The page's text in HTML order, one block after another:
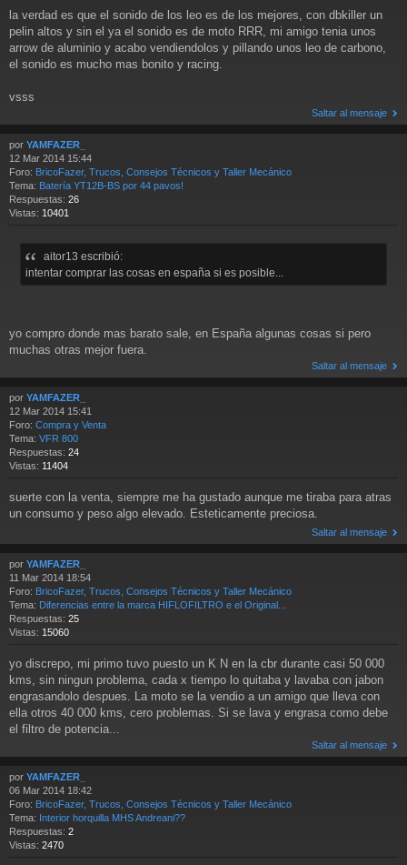
la verdad es que el sonido de los leo es de los mejores, con dbkiller un
pelin altos y sin el ya el sonido es de moto RRR, mi amigo tenia unos
arrow de aluminio y acabo vendiendolos y pillando unos leo de carbono,
el sonido es mucho mas bonito y racing.
vsss
Saltar al mensaje
por YAMFAZER_
12 Mar 2014 15:44
Foro: BricoFazer, Trucos, Consejos Técnicos y Taller Mecánico
Tema: Batería YT12B-BS por 44 pavos!
Respuestas: 26
Vistas: 10401
aitor13 escribió:
intentar comprar las cosas en españa si es posible...
yo compro donde mas barato sale, en España algunas cosas si pero
muchas otras mejor fuera.
Saltar al mensaje
por YAMFAZER_
12 Mar 2014 15:41
Foro: Compra y Venta
Tema: VFR 800
Respuestas: 24
Vistas: 11404
suerte con la venta, siempre me ha gustado aunque me tiraba para atras
un consumo y peso algo elevado. Esteticamente preciosa.
Saltar al mensaje
por YAMFAZER_
11 Mar 2014 18:54
Foro: BricoFazer, Trucos, Consejos Técnicos y Taller Mecánico
Tema: Diferencias entre la marca HIFLOFILTRO e el Original...
Respuestas: 25
Vistas: 15060
yo discrepo, mi primo tuvo puesto un K N en la cbr durante casi 50 000
kms, sin ningun problema, cada x tiempo lo quitaba y lavaba con jabon
engrasandolo despues. La moto se la vendio a un amigo que lleva con
ella otros 40 000 kms, cero problemas. Si se lava y engrasa como debe
el filtro de potencia...
Saltar al mensaje
por YAMFAZER_
06 Mar 2014 18:42
Foro: BricoFazer, Trucos, Consejos Técnicos y Taller Mecánico
Tema: Interior horquilla MHS Andreani??
Respuestas: 2
Vistas: 2470